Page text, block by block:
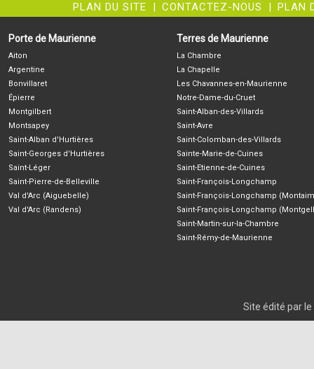
PLAN DU SITE | CONTACTEZ-NOUS | PLAN
Porte de Maurienne
Aiton
Argentine
Bonvillaret
Épierre
Montgilbert
Montsapey
Saint-Alban d'Hurtières
Saint-Georges d'Hurtières
Saint-Léger
Saint-Pierre-de-Belleville
Val d'Arc (Aiguebelle)
Val d'Arc (Randens)
Terres de Maurienne
La Chambre
La Chapelle
Les Chavannes-en-Maurienne
Notre-Dame-du-Cruet
Saint-Alban-des-Villards
Saint-Avre
Saint-Colomban-des-Villards
Sainte-Marie-de-Cuines
Saint-Etienne-de-Cuines
Saint-François-Longchamp
Saint-François-Longchamp
Saint-François-Longchamp
Saint-Martin-sur-la-Chambre
Saint-Rémy-de-Maurienne
Site édité par